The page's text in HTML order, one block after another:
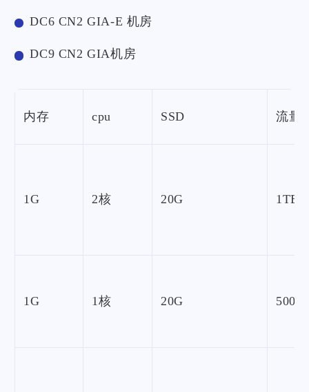
DC6 CN2 GIA-E 机房
DC9 CN2 GIA机房
内存 cpu SSD 流量
1G 2核 20G 1TB
1G 1核 20G 500G